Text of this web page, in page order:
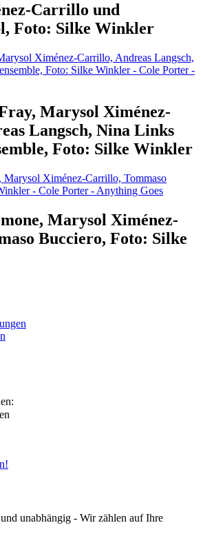
Carrillo und
Foto: Silke Winkler
Marysol Ximénez-
Langsch, Nina Links
Foto: Silke Winkler
Marysol Ximénez-
Bucciero, Foto: Silke
und unabhängig - Wir zählen auf Ihre